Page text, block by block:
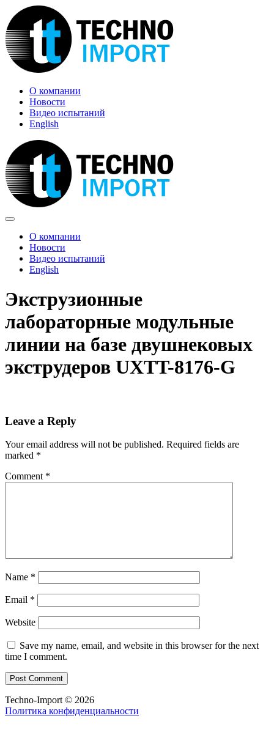
Skip
to
content
О компании
Новости
Видео испытаний
English
Menu
ToggleО компании
Новости
Видео испытаний
English
Экструзионные
лабораторные модульные
линии на базе двушнековых
экструдеров UXTT-8176-G
Leave a Reply
Your email address will not be published. Required fields are
marked *
Comment *
Name *
Email *
Website
Save my name, email, and website in this browser for the next
time I comment.
Techno-Import © 2026
Политика конфиденциальности